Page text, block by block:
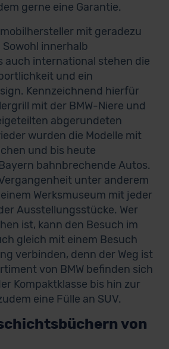
gerne eine Garantie.
mit geradezu
innerhalb
auch international stehen die
und ein
Kennzeichnend hierfür
mit der BMW-Niere und
abgerundeten
wurden die Modelle mit
und bis heute
bahnbrechende Autos.
unter anderem
einem Werksmuseum mit jeder
Ausstellungsstücke. Wer
ist, kann den Besuch im
gleich mit einem Besuch
verbinden, denn der Weg ist
von BMW befinden sich
Kompaktklasse bis hin zur
eine Fülle an SUV.
von